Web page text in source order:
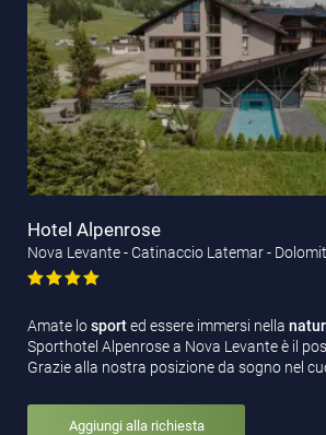
Hotel Alpenrose
Nova Levante - Catinaccio Latemar -
Amate losported essere immersi nella
Sporthotel Alpenrose a Nova Levante è il
Grazie alla nostra posizione da sogno nel
Aggiungi alla richiesta